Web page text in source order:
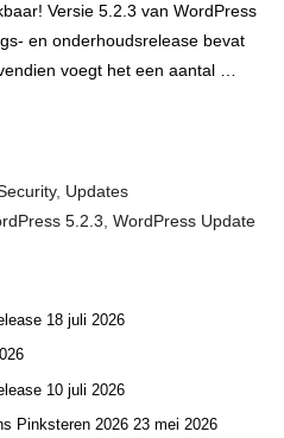
Versie 5.2.3 van WordPress
en onderhoudsrelease bevat
voegt het een aantal …
, Updates
5.2.3 ,WordPress Update
18 juli 2026
10 juli 2026
Pinksteren 2026 23 mei 2026